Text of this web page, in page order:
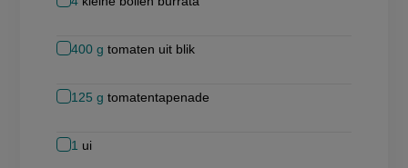
400 g tomaten uit blik
125 g tomatentapenade
1 ui